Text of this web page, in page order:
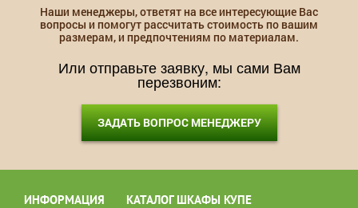
Наши менеджеры, ответят на все интересующие Вас
вопросы и помогут рассчитать стоимость по вашим
размерам, и предпочтениям по материалам.
Или отправьте заявку, мы сами Вам
перезвоним:
ЗАДАТЬ ВОПРОС МЕНЕДЖЕРУ
ИНФОРМАЦИЯ КАТАЛОГ ШКАФЫ КУПЕ